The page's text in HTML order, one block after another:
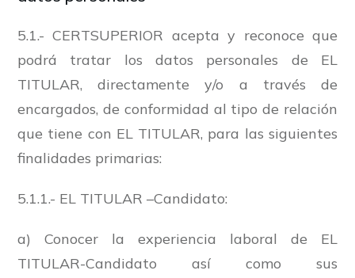
5.1.- CERTSUPERIOR acepta y reconoce que
podrá tratar los datos personales de EL
TITULAR, directamente y/o a través de
encargados, de conformidad al tipo de relación
que tiene con EL TITULAR, para las siguientes
finalidades primarias:
5.1.1.- EL TITULAR –Candidato:
a) Conocer la experiencia laboral de EL
TITULAR-Candidato así como sus